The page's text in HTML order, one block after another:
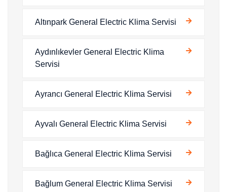
Altınpark General Electric Klima Servisi
Aydınlıkevler General Electric Klima
Servisi
Ayrancı General Electric Klima Servisi
Ayvalı General Electric Klima Servisi
Bağlıca General Electric Klima Servisi
Bağlum General Electric Klima Servisi